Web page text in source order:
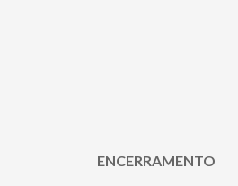
ENCERRAMENTO